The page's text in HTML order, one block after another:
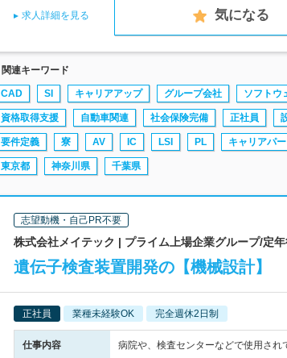
求人詳細を見る 気になる
関連キーワード
CAD SI キャリアアップ グループ会社 ソフトウ
資格取得支援 自動車関連 社会保険完備 正社員
要件定義 寮 AV IC LSI PL キャリアパ
東京都 神奈川県 千葉県
志望動機・自己PR不要
株式会社メイテック | プライム上場企業グループ/定
遺伝子検査装置開発の【機械設計】
正社員 業種未経験OK 完全週休2日制
仕事内容 病院や、検査センターなどで使用さ